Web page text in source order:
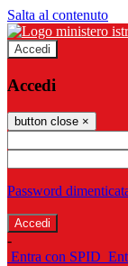
Salta al contenuto
Accedi
Accedi
button close ×
Password
-
Entra con SPID